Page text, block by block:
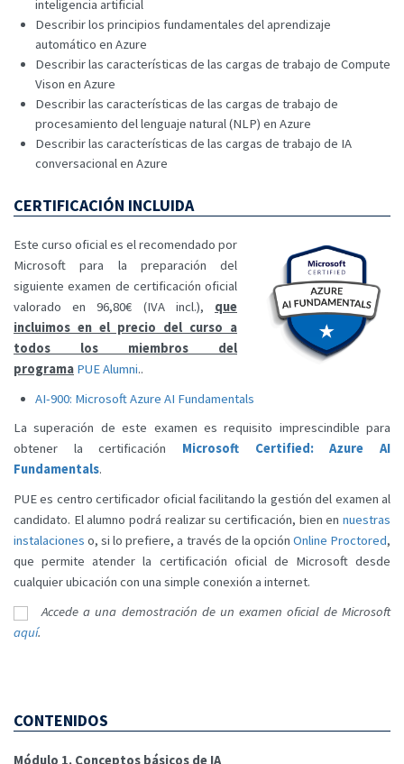
inteligencia artificial
Describir los principios fundamentales del aprendizaje
automático en Azure
Describir las características de las cargas de trabajo de Compute
Vison en Azure
Describir las características de las cargas de trabajo de
procesamiento del lenguaje natural (NLP) en Azure
Describir las características de las cargas de trabajo de IA
conversacional en Azure
CERTIFICACIÓN INCLUIDA
Este curso oficial es el recomendado por
Microsoft para la preparación del
siguiente examen de certificación oficial
valorado en 96,80€ (IVA incl.), que
incluimos en el precio del curso a
todos los miembros del
programa PUE Alumni..
AI-900: Microsoft Azure AI Fundamentals
La superación de este examen es requisito imprescindible para
obtener la certificación Microsoft Certified: Azure AI
Fundamentals.
PUE es centro certificador oficial facilitando la gestión del examen al
candidato. El alumno podrá realizar su certificación, bien en nuestras
instalaciones o, si lo prefiere, a través de la opción Online Proctored,
que permite atender la certificación oficial de Microsoft desde
cualquier ubicación con una simple conexión a internet.
Accede a una demostración de un examen oficial de Microsoft
aquí.
CONTENIDOS
Módulo 1. Conceptos básicos de IA